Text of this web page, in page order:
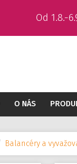
Od 1.8.-
O NÁS
Balancéry a